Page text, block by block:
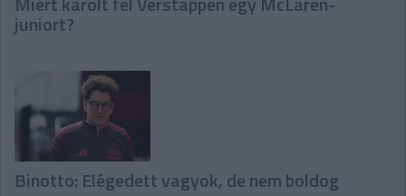
juniort?
Binotto: Elégedett vagyok, de nem boldog